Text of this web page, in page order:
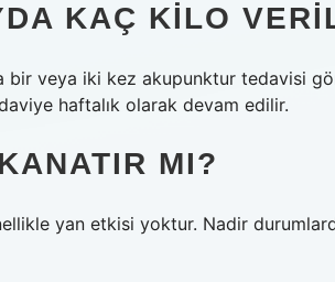
KAÇ KILO
bir veya iki kez akupunktur tedavisi
haftalık olarak devam edilir.
MI?
yan etkisi yoktur. Nadir